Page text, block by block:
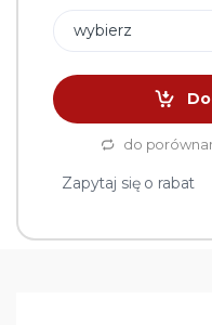
wybierz
do
Zapytaj się o rabat